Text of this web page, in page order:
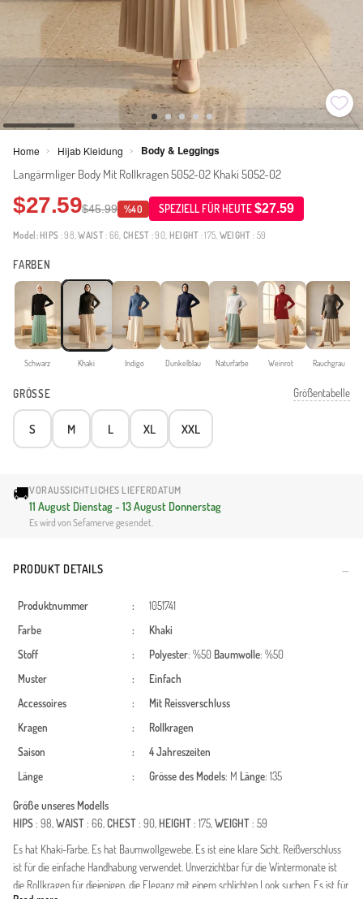
Home > Hijab Kleidung > Body & Leggings
Langärmliger Body Mit Rollkragen 5052-02 Khaki 5052-02
$27.59$45.99 %40 SPEZIELL FÜR HEUTE$27.59
Model: HIPS : 98,WAIST: 66,CHEST : 90, HEIGHT : 175, WEIGHT : 59
FARBEN
Schwarz Khaki Indigo Dunkelblau Naturfarbe Weinrot Rauchgrau
GRÖSSE Größentabelle
S M L XL XXL
🚚VORAUSSICHTLICHES LIEFERDATUM
11 August Dienstag - 13 August Donnerstag
Es wird von Sefamerve gesendet.
PRODUKT DETAILS
Produktnummer :
1051741
Farbe
:
Khaki
Stoff
: Polyester: %50 Baumwolle: %50
Muster
:
Einfach
Accessoires
:
Mit Reissverschluss
Kragen
:
Rollkragen
Saison
:
4 Jahreszeiten
Länge
: Grösse des Models: M Länge: 135
Größe unseres Modells
HIPS: 98,WAIST: 66,CHEST: 90, HEIGHT: 175,WEIGHT: 59
Es hat Khaki-Farbe. Es hat Baumwollgewebe. Es ist eine klare Sicht. Reißverschluss
ist für die einfache Handhabung verwendet. Unverzichtbar für die Wintermonate ist
die Rollkragen für diejenigen, die Eleganz mit einem schlichten Look suchen. Es ist für